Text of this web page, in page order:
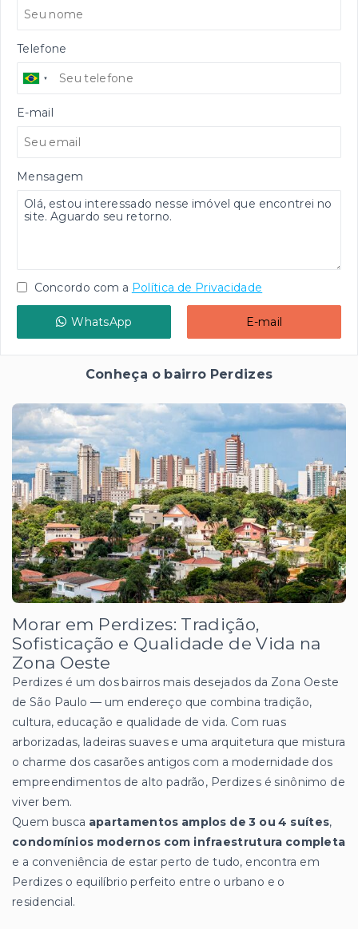
Telefone
E-mail
Mensagem
Concordo com a Política de Privacidade
WhatsApp E-mail
Conheça o bairro Perdizes
Morar em Perdizes: Tradição,
Sofisticação e Qualidade de Vida na
Zona Oeste
Perdizes é um dos bairros mais desejados da Zona Oeste
de São Paulo — um endereço que combina tradição,
cultura, educação e qualidade de vida. Com ruas
arborizadas, ladeiras suaves e uma arquitetura que mistura
o charme dos casarões antigos com a modernidade dos
empreendimentos de alto padrão, Perdizes é sinônimo de
viver bem.
Quem busca apartamentos amplos de 3 ou 4 suítes,
condomínios modernos com infraestrutura completa
e a conveniência de estar perto de tudo, encontra em
Perdizes o equilíbrio perfeito entre o urbano e o
residencial.